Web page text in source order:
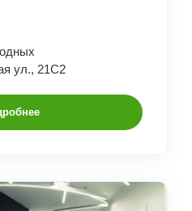
ул., 21С2